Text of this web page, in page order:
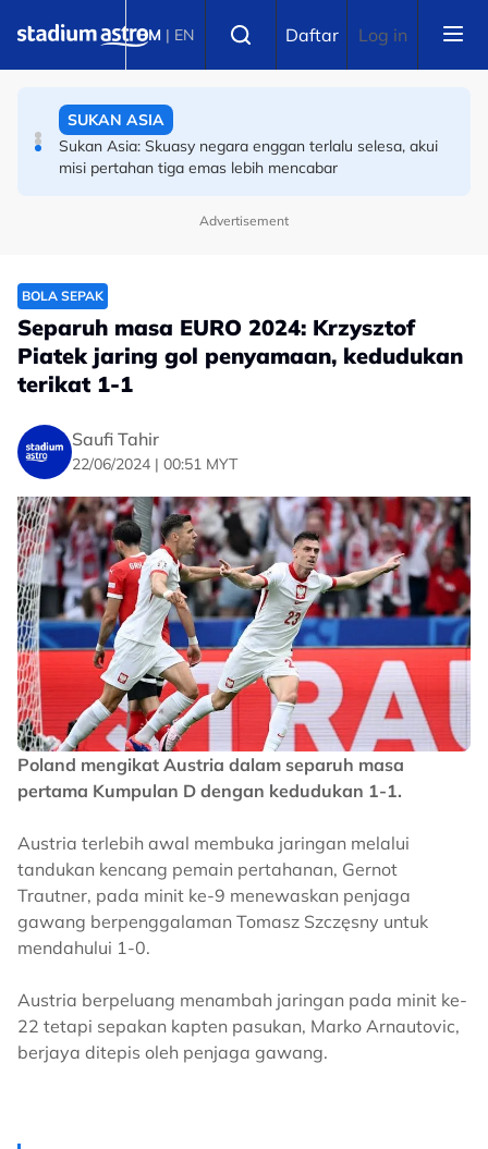
BM | EN Daftar Log in
SUKAN ASIA
Sukan Asia: Skuasy negara enggan terlalu selesa, akui
misi pertahan tiga emas lebih mencabar
SEPAK TAKRAW
Piala Raja Thai: Filipina hancur impian regu negara
Advertisement
BOLA SEPAK
Separuh masa EURO 2024: Krzysztof
Piatek jaring gol penyamaan, kedudukan
terikat 1-1
Saufi Tahir
22/06/2024 | 00:51 MYT
Poland mengikat Austria dalam separuh masa
pertama Kumpulan D dengan kedudukan 1-1.
Austria terlebih awal membuka jaringan melalui
tandukan kencang pemain pertahanan, Gernot
Trautner, pada minit ke-9 menewaskan penjaga
gawang berpenggalaman Tomasz Szczęsny untuk
mendahului 1-0.
Austria berpeluang menambah jaringan pada minit ke-
22 tetapi sepakan kapten pasukan, Marko Arnautovic,
berjaya ditepis oleh penjaga gawang.